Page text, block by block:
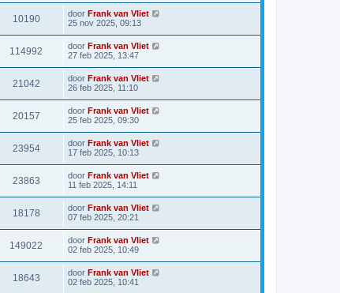
10190 door Frank van Vliet
25 nov 2025, 09:13
114992 door Frank van Vliet
27 feb 2025, 13:47
21042 door Frank van Vliet
26 feb 2025, 11:10
20157 door Frank van Vliet
25 feb 2025, 09:30
23954 door Frank van Vliet
17 feb 2025, 10:13
23863 door Frank van Vliet
11 feb 2025, 14:11
18178 door Frank van Vliet
07 feb 2025, 20:21
149022 door Frank van Vliet
02 feb 2025, 10:49
18643 door Frank van Vliet
02 feb 2025, 10:41